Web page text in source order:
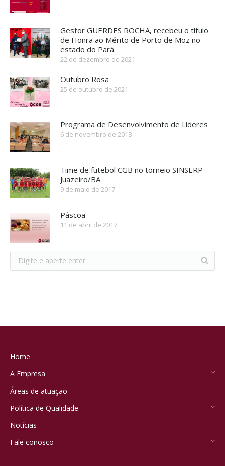
Gestor GUERDES ROCHA, recebeu o título
de Honra ao Mérito de Porto de Moz no
estado do Pará.
22 de dezembro de 2021
Outubro Rosa
25 de outubro de 2021
Programa de Desenvolvimento de Líderes
6 de novembro de 2018
Time de futebol CGB no torneio SINSERP
Juazeiro/BA
9 de maio de 2017
Páscoa
11 de abril de 2017
Home
A Empresa
Áreas de atuação
Política de Qualidade
Notícias
Fale conosco